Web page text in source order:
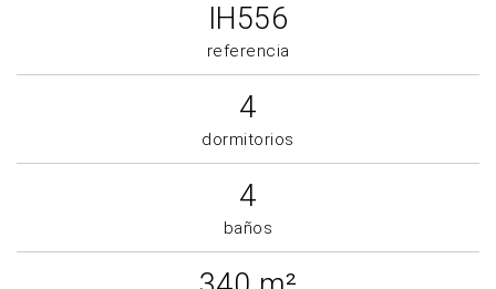
IH556
referencia
4
dormitorios
4
baños